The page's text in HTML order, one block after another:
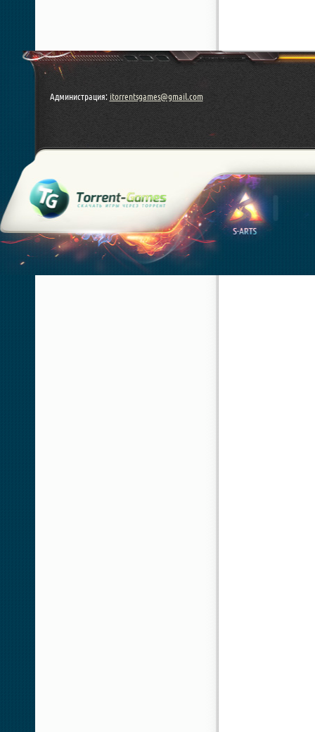
Администрация: itorrentsgames@gmail.com